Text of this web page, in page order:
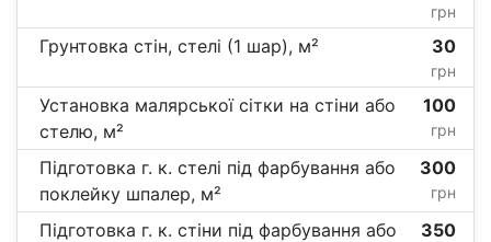
грн
Грунтовка стін, стелі (1 шар), м² 30
грн
Установка малярської сітки на стіни або
стелю, м²
100
грн
Підготовка г. к. стелі під фарбування або
поклейку шпалер, м²
300
грн
Підготовка г. к. стіни під фарбування або
350